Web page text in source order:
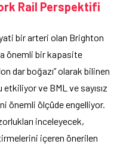
Rail Perspektifi
bir arteri olan Brighton
önemli bir kapasite
dar boğazı” olarak bilinen
ve BML ve sayısız
önemli ölçüde engelliyor.
inceleyecek,
içeren önerilen